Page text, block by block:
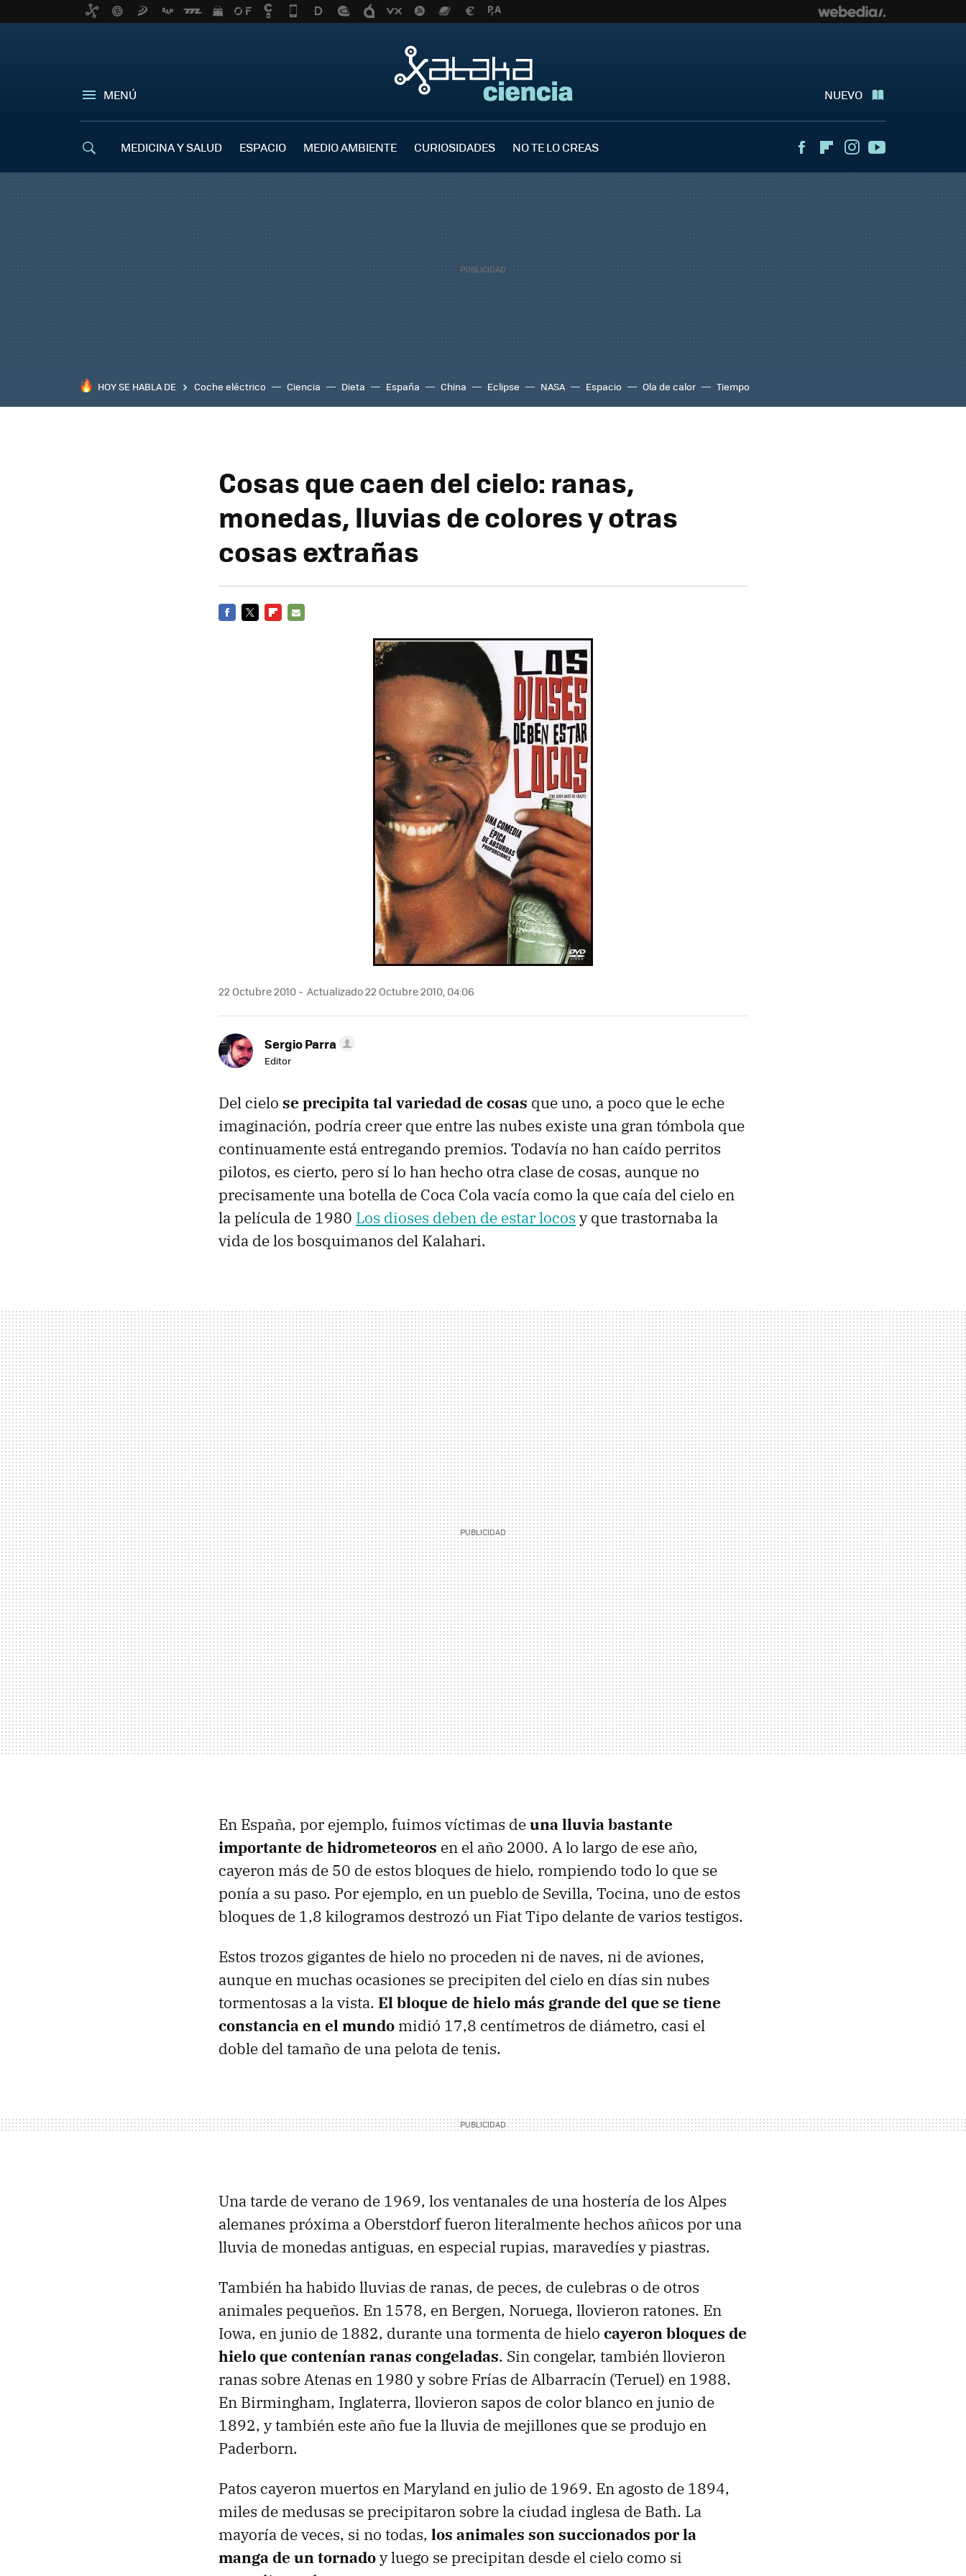
MENÚ NUEVO
MEDICINA Y SALUD ESPACIO MEDIO AMBIENTE CURIOSIDADES NO TE LO CREAS FacebookFlipboardInstagram
HOY SE HABLA DE Coche eléctrico Ciencia Dieta España China Eclipse NASA Espacio Ola de calor Tiempo
Cosas que caen del cielo: ranas,
monedas, lluvias de colores y otras
cosas extrañas
22 Octubre 2010 Actualizado 22 Octubre 2010, 04:06
Sergio Parra
Editor
Del cielo se precipita tal variedad de cosas que uno, a poco que le eche
imaginación, podría creer que entre las nubes existe una gran tómbola que
continuamente está entregando premios. Todavía no han caído perritos
pilotos, es cierto, pero sí lo han hecho otra clase de cosas, aunque no
precisamente una botella de Coca Cola vacía como la que caía del cielo en
la película de 1980 Los dioses deben de estar locos y que trastornaba la
vida de los bosquimanos del Kalahari.
En España, por ejemplo, fuimos víctimas deuna lluvia bastante
importante de hidrometeoros en el año 2000. A lo largo de ese año,
cayeron más de 50 de estos bloques de hielo, rompiendo todo lo que se
ponía a su paso. Por ejemplo, en un pueblo de Sevilla, Tocina, uno de estos
bloques de 1,8 kilogramos destrozó un Fiat Tipo delante de varios testigos.
Estos trozos gigantes de hielo no proceden ni de naves, ni de aviones,
aunque en muchas ocasiones se precipiten del cielo en días sin nubes
tormentosas a la vista. El bloque de hielo más grande del que se tiene
constancia en el mundo midió 17,8 centímetros de diámetro, casi el
doble del tamaño de una pelota de tenis.
Una tarde de verano de 1969, los ventanales de una hostería de los Alpes
alemanes próxima a Oberstdorf fueron literalmente hechos añicos por una
lluvia de monedas antiguas, en especial rupias, maravedíes y piastras.
También ha habido lluvias de ranas, de peces, de culebras o de otros
animales pequeños. En 1578, en Bergen, Noruega, llovieron ratones. En
Iowa, en junio de 1882, durante una tormenta de hielo cayeron bloques de
hielo que contenían ranas congeladas. Sin congelar, también llovieron
ranas sobre Atenas en 1980 y sobre Frías de Albarracín (Teruel) en 1988.
En Birmingham, Inglaterra, llovieron sapos de color blanco en junio de
1892, y también este año fue la lluvia de mejillones que se produjo en
Paderborn.
Patos cayeron muertos en Maryland en julio de 1969. En agosto de 1894,
miles de medusas se precipitaron sobre la ciudad inglesa de Bath. La
mayoría de veces, si no todas, los animales son succionados por la
manga de un tornadoy luego se precipitan desde el cielo como si